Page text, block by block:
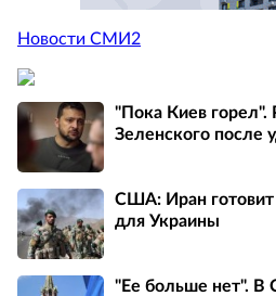
Новости СМИ2
"Пока Киев горел".
Зеленского после
США: Иран
для Украины
"Ее больше нет".